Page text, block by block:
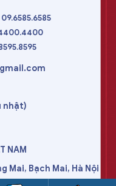
nhật)
NAM
Mai, Bạch Mai, Hà Nội